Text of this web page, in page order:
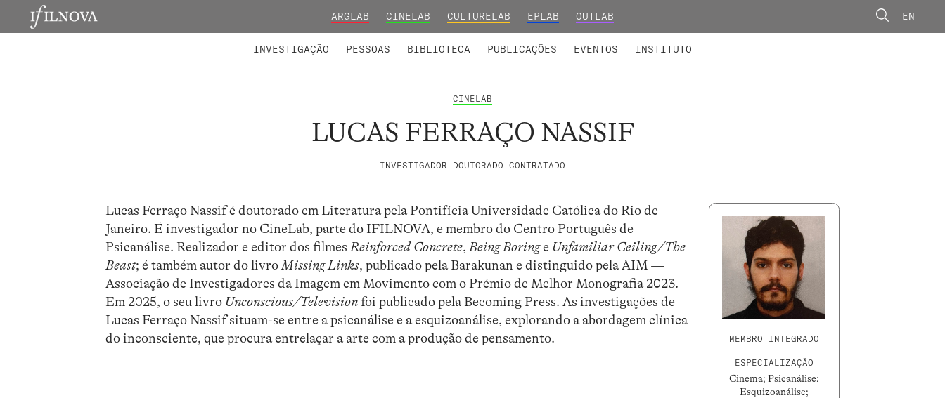
ARGLAB CINELAB CULTURELAB EPLAB OUTLAB EN
INVESTIGAÇÃO PESSOAS BIBLIOTECA PUBLICAÇÕES EVENTOS INSTITUTO
CINELAB
LUCAS FERRAÇO NASSIF
INVESTIGADOR DOUTORADO CONTRATADO
Lucas Ferraço Nassif é doutorado em Literatura pela Pontifícia Universidade Católica do Rio de
Janeiro. É investigador no CineLab, parte do IFILNOVA, e membro do Centro Português de
Psicanálise. Realizador e editor dos filmesReinforced Concrete,Being Boringe Unfamiliar Ceiling/The
Beast; é também autor do livroMissing Links, publicado pela Barakunan e distinguido pela AIM —
Associação de Investigadores da Imagem em Movimento com o Prémio de Melhor Monografia 2023.
Em 2025, o seu livro Unconscious/Televisionfoi publicado pela Becoming Press. As investigações de
Lucas Ferraço Nassif situam-se entre a psicanálise e a esquizoanálise, explorando a abordagem clínica
do inconsciente, que procura entrelaçar a arte com a produção de pensamento.
MEMBRO INTEGRADO
ESPECIALIZAÇÃO
Cinema; Psicanálise;
Esquizoanálise;